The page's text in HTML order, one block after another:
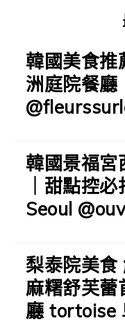
韓國美食推
洲庭院餐廳
韓國景福宮
｜甜點控
Seoul
梨泰院美食
麻糬舒芙蕾
廳 tortoise